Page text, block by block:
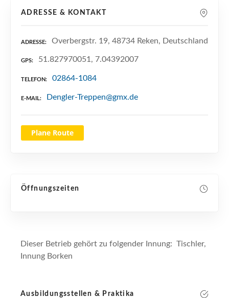
ADRESSE & KONTAKT
ADRESSE Overbergstr. 19, 48734 Reken, Deutschland
GPS 51.827970051, 7.04392007
TELEFON 02864-1084
E-MAIL Dengler-Treppen@gmx.de
Plane Route
Öffnungszeiten
Dieser Betrieb gehört zu folgender Innung: Tischler,
Innung Borken
Ausbildungsstellen & Praktika